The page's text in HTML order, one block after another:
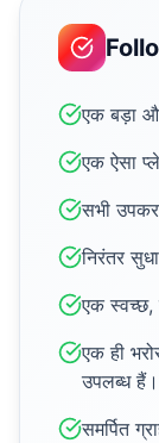
एक बड़ा
एक ऐसा
सभी
निरंतर
एक स्वच्छ,
एक ही
उपलब्ध हैं।
समर्पित